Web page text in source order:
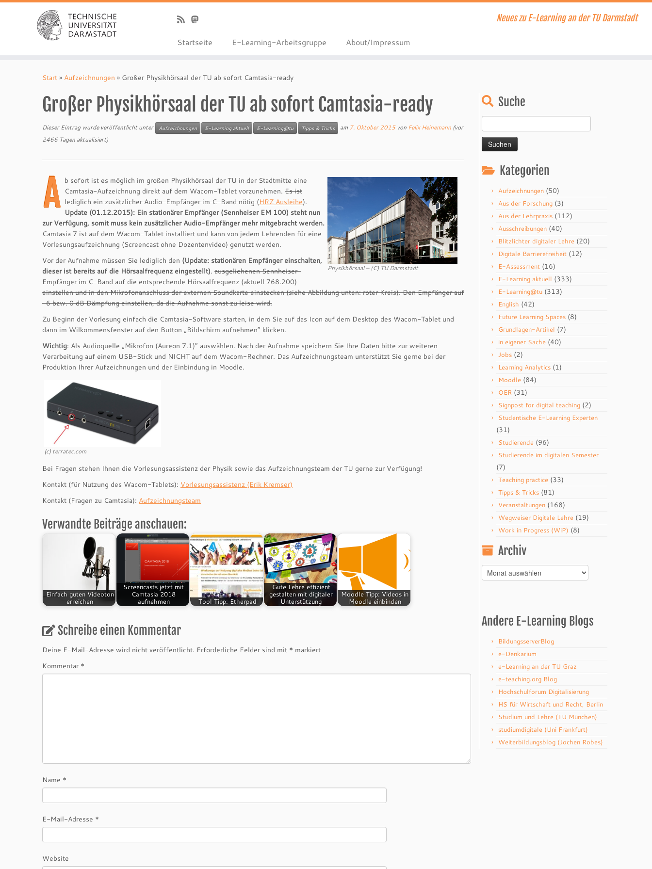
Neues zu E-Learning an der TU Darmstadt
Startseite E-Learning-Arbeitsgruppe About/Impressum
Start » Aufzeichnungen » Großer Physikhörsaal der TU ab sofort Camtasia-ready
Großer Physikhörsaal der TU ab sofort Camtasia-ready
Dieser Eintrag wurde veröffentlicht unter Aufzeichnungen E-Learning aktuell E-Learning@tu Tipps & Tricks am 7. Oktober 2015 von Felix Heinemann (vor
2466 Tagen aktualisiert)
Physikhörsaal – (C) TU Darmstadt
A b sofort ist es möglich im großen Physikhörsaal der TU in der Stadtmitte eine
Camtasia-Aufzeichnung direkt auf dem Wacom-Tablet vorzunehmen. Es ist
lediglich ein zusätzlicher Audio-Empfänger im C-Band nötig (HRZ Ausleihe).
Update (01.12.2015): Ein stationärer Empfänger (Sennheiser EM 100) steht nun
zur Verfügung, somit muss kein zusätzlicher Audio-Empfänger mehr mitgebracht werden.
Camtasia 7 ist auf dem Wacom-Tablet installiert und kann von jedem Lehrenden für eine
Vorlesungsaufzeichnung (Screencast ohne Dozentenvideo) genutzt werden.
Vor der Aufnahme müssen Sie lediglich den (Update: stationären Empfänger einschalten,
dieser ist bereits auf die Hörsaalfrequenz eingestellt). ausgeliehenen Sennheiser-
Empfänger im C-Band auf die entsprechende Hörsaalfrequenz (aktuell 768.200)
einstellen und in den Mikrofonanschluss der externen Soundkarte einstecken (siehe Abbildung unten: roter Kreis). Den Empfänger auf
-6 bzw. 0 dB Dämpfung einstellen, da die Aufnahme sonst zu leise wird.
Zu Beginn der Vorlesung einfach die Camtasia-Software starten, in dem Sie auf das Icon auf dem Desktop des Wacom-Tablet und
dann im Wilkommensfenster auf den Button „Bildschirm aufnehmen“ klicken.
Wichtig: Als Audioquelle „Mikrofon (Aureon 7.1)“ auswählen. Nach der Aufnahme speichern Sie Ihre Daten bitte zur weiteren
Verarbeitung auf einem USB-Stick und NICHT auf dem Wacom-Rechner. Das Aufzeichnungsteam unterstützt Sie gerne bei der
Produktion Ihrer Aufzeichnungen und der Einbindung in Moodle.
(c) terratec.com
Bei Fragen stehen Ihnen die Vorlesungsassistenz der Physik sowie das Aufzeichnungsteam der TU gerne zur Verfügung!
Kontakt (für Nutzung des Wacom-Tablets): Vorlesungsassistenz (Erik Kremser)
Kontakt (Fragen zu Camtasia): Aufzeichnungsteam
Verwandte Beiträge anschauen:
Einfach guten Videoton
erreichen
Screencasts jetzt mit
Camtasia 2018
aufnehmen
Tool Tipp: Etherpad
Gute Lehre effizient
gestalten mit digitaler
Unterstützung
Moodle Tipp: Videos in
Moodle einbinden
Schreibe einen Kommentar
Deine E-Mail-Adresse wird nicht veröffentlicht. Erforderliche Felder sind mit * markiert
Kommentar *
Name *
E-Mail-Adresse *
Website
Suche
nach:
Kategorien
Aufzeichnungen (50)
Aus der Forschung (3)
Aus der Lehrpraxis (112)
Ausschreibungen (40)
Blitzlichter digitaler Lehre (20)
Digitale Barrierefreiheit (12)
E-Assessment (16)
E-Learning aktuell (333)
E-Learning@tu (313)
English (42)
Future Learning Spaces (8)
Grundlagen-Artikel (7)
in eigener Sache (40)
Jobs (2)
Learning Analytics (1)
Moodle (84)
OER (31)
Signpost for digital teaching (2)
Studentische E-Learning Experten
(31)
Studierende (96)
Studierende im digitalen Semester
(7)
Teaching practice (33)
Tipps & Tricks (81)
Veranstaltungen (168)
Wegweiser Digitale Lehre (19)
Work in Progress (WiP) (8)
Archiv
Archiv
Andere E-Learning Blogs
BildungsserverBlog
e-Denkarium
e-Learning an der TU Graz
e-teaching.org Blog
Hochschulforum Digitalisierung
HS für Wirtschaft und Recht, Berlin
Studium und Lehre (TU München)
studiumdigitale (Uni Frankfurt)
Weiterbildungsblog (Jochen Robes)